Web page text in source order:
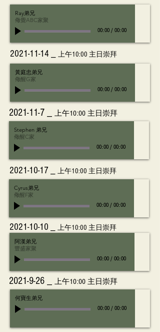
Ray弟兄
儆覺ABC家聚
00:00 / 00:00
2021-11-14 上午10:00 主日崇拜
黃庭忠弟兄
儆醒G家
00:00 / 00:00
2021-11-7 上午10:00 主日崇拜
Stephen 弟兄
儆醒C家
00:00 / 00:00
2021-10-17 上午10:00 主日崇拜
Cyrus弟兄
儆醒F家
00:00 / 00:00
2021-10-10 上午10:00 主日崇拜
阿漢弟兄
豐盛家聚
00:00 / 00:00
2021-9-26 上午10:00 主日崇拜
何寶生弟兄
00:00 / 00:00